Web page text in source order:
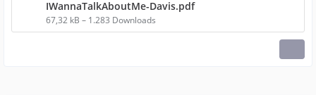
IWannaTalkAboutMe-Davis.pdf
67,32 kB – 1.283 Downloads